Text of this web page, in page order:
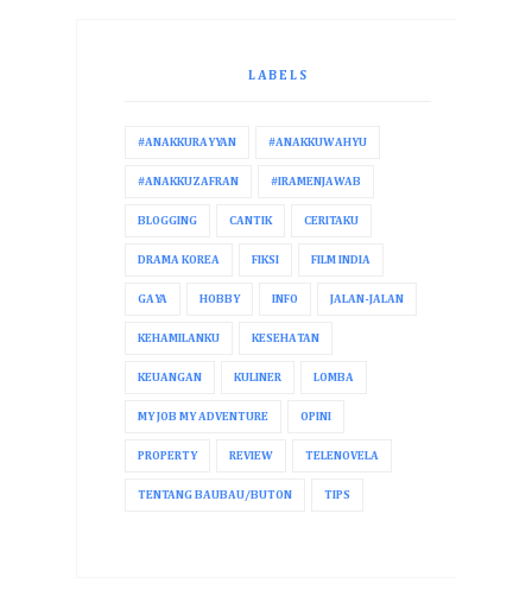
LABELS
#ANAKKURAYYAN #ANAKKUWAHYU
#ANAKKUZAFRAN #IRAMENJAWAB
BLOGGING CANTIK CERITAKU
DRAMA KOREA FIKSI FILM INDIA
GAYA HOBBY INFO JALAN-JALAN
KEHAMILANKU KESEHATAN
KEUANGAN KULINER LOMBA
MY JOB MY ADVENTURE OPINI
PROPERTY REVIEW TELENOVELA
TENTANG BAUBAU/BUTON TIPS